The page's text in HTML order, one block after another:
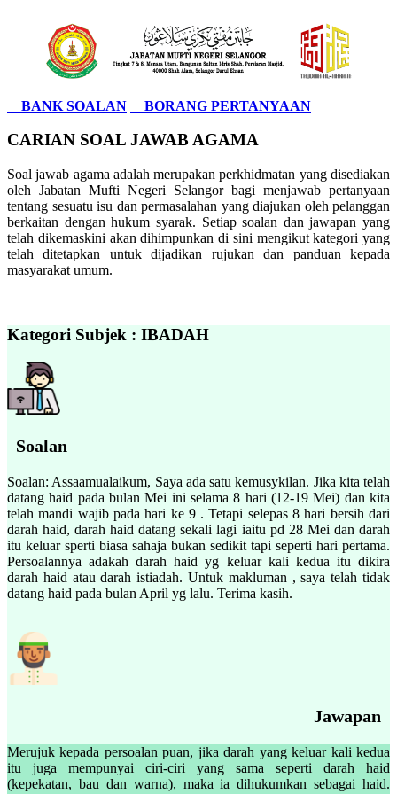
BANK SOALAN BORANG PERTANYAAN
CARIAN SOAL JAWAB AGAMA
Soal jawab agama adalah merupakan perkhidmatan yang disediakan
oleh Jabatan Mufti Negeri Selangor bagi menjawab pertanyaan
tentang sesuatu isu dan permasalahan yang diajukan oleh pelanggan
berkaitan dengan hukum syarak. Setiap soalan dan jawapan yang
telah dikemaskini akan dihimpunkan di sini mengikut kategori yang
telah ditetapkan untuk dijadikan rujukan dan panduan kepada
masyarakat umum.
Kategori Subjek : IBADAH
Soalan
Soalan: Assaamualaikum, Saya ada satu kemusykilan. Jika kita telah
datang haid pada bulan Mei ini selama 8 hari (12-19 Mei) dan kita
telah mandi wajib pada hari ke 9 . Tetapi selepas 8 hari bersih dari
darah haid, darah haid datang sekali lagi iaitu pd 28 Mei dan darah
itu keluar sperti biasa sahaja bukan sedikit tapi seperti hari pertama.
Persoalannya adakah darah haid yg keluar kali kedua itu dikira
darah haid atau darah istiadah. Untuk makluman , saya telah tidak
datang haid pada bulan April yg lalu. Terima kasih.
Jawapan
Merujuk kepada persoalan puan, jika darah yang keluar kali kedua
itu juga mempunyai ciri-ciri yang sama seperti darah haid
(kepekatan, bau dan warna), maka ia dihukumkan sebagai haid.